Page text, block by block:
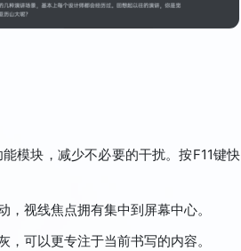
模块，减少不必要的干扰。按F11键快
视线焦点拥有集中到屏幕中心。
可以更专注于当前书写的内容。